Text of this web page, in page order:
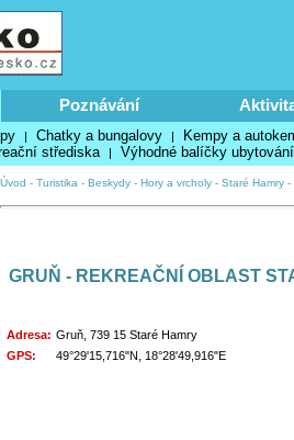
Poznávání
| Chatky a bungalovy | Kempy a
střediska | Výhodné balíčky ubytování
Úvod - Turistika - Beskydy- Hory a vrcholy- Staré Hamry-
GRUŇ - REKREAČNÍ OBLAST
Adresa: Gruň, 739 15 Staré Hamry
GPS:
49°29'15,716"N, 18°28'49,916"E